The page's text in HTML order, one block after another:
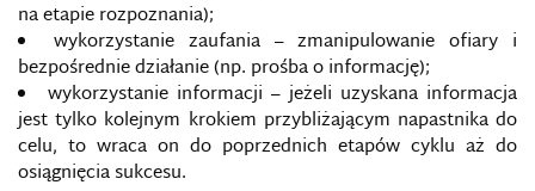
na etapie rozpoznania);
wykorzystanie zaufania – zmanipulowanie ofiary i
bezpośrednie działanie (np. prośba o informację);
wykorzystanie informacji – jeżeli uzyskana informacja
jest tylko kolejnym krokiem przybliżającym napastnika do
celu, to wraca on do poprzednich etapów cyklu aż do
osiągnięcia sukcesu.
STANÓW ZJEDNOCZONYCH
DOWÓDZTWO PRZESTRZENI CYBERNETYCZNEJ I
INFORMACYJNEJ NIEMIEC
DOXING